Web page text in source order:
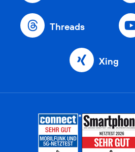
Threads
Xing